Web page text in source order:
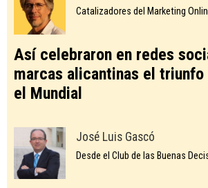
Catalizadores del Marketing
Así celebraron en redes
marcas alicantinas el triunfo
el Mundial
José Luis Gascó
Desde el Club de las Buenas